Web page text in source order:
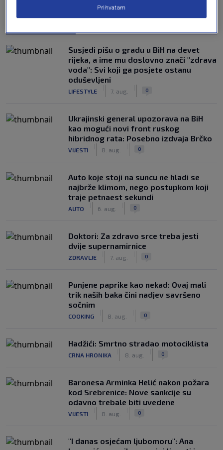
Susjedi pišu o gradu u BiH na devet
rijeka, a ime mu doslovno znači "zdrava
voda": Svi koji ga posjete ostanu
oduševljeni
LIFESTYLE 7. aug. 0
Ukrajinski general upozorava na BiH
kao mogući novi front ruskog
hibridnog rata: Posebno izdvaja Brčko
VIJESTI 8. aug. 0
Auto koje stoji na suncu ne hladi se
najbrže klimom, nego postupkom koji
traje petnaest sekundi
AUTO 6. aug. 0
Doktori: Za zdravo srce treba jesti
dvije supernamirnice
ZDRAVLJE 7. aug. 0
Punjene paprike kao nekad: Ovaj mali
trik naših baka čini nadjev savršeno
sočnim
COOKING 8. aug. 0
Hadžići: Smrtno stradao motociklista
CRNA HRONIKA 8. aug. 0
Baronesa Arminka Helić nakon požara
kod Srebrenice: Nove sankcije su
odavno trebale biti uvedene
VIJESTI 8. aug. 0
"I danas osjećam ljubomoru": Ana
Prihvatam